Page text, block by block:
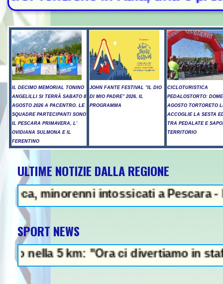
IL DECIMO MEMORIAL TONINO
ANGELILLI SI TERRÀ SABATO 8
AGOSTO 2026 A PACENTRO. LE
SQUADRE PARTECIPANTI SONO
IL PESCARA PRIMAVERA, L'
OVIDIANA SULMONA E IL
FERENTINO
JOHN FANTE FESTIVAL "IL DIO
DI MIO PADRE" 2026, IL
PROGRAMMA
CICLOTURISTICA
PEDALOSTORTO:
AGOSTO TORTORETO
ACCOGLIE LA SESTA
TRA PEDALATE E
TERRITORIO
ULTIME NOTIZIE DALLA REGIONE
intossicati a Pescara - Il vento
SPORT NEWS
"Ora ci divertiamo in staffetta"-